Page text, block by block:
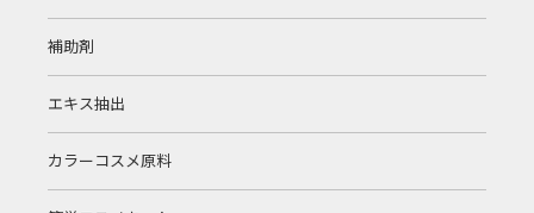
補助剤
エキス抽出
カラーコスメ原料